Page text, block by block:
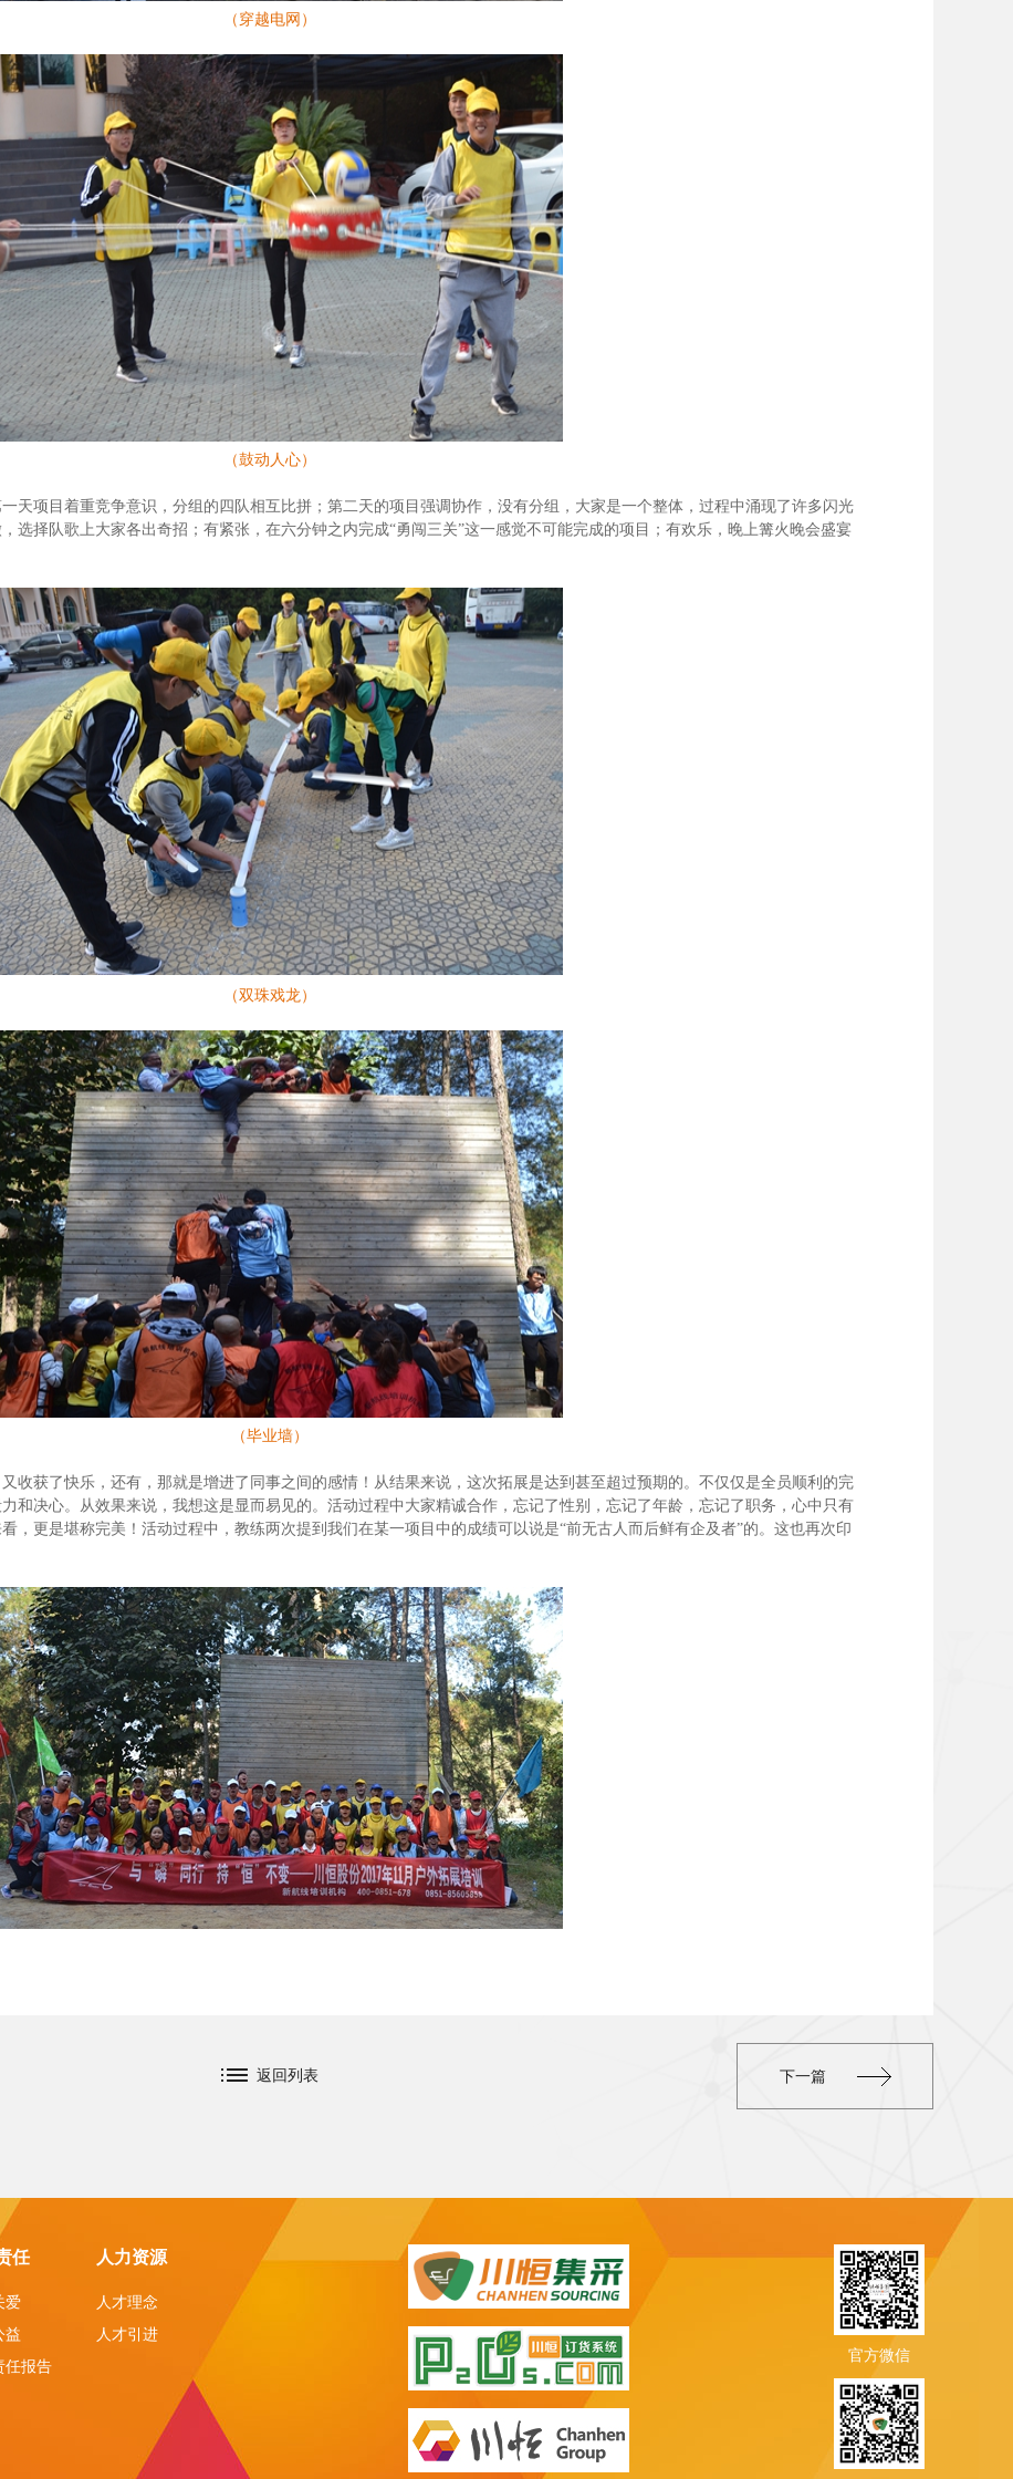
（穿越电网）
（鼓动人心）
天项目着重竞争意识，分组的四队相互比拼；第二天的项目强调协作，没有分组，大家是一个整体，过程中涌现了许多闪光
选择队歌上大家各出奇招；有紧张，在六分钟之内完成“勇闯三关”这一感觉不可能完成的项目；有欢乐，晚上篝火晚会盛宴
（双珠戏龙）
（毕业墙）
收获了快乐，还有，那就是增进了同事之间的感情！从结果来说，这次拓展是达到甚至超过预期的。不仅仅是全员顺利的完
和决心。从效果来说，我想这是显而易见的。活动过程中大家精诚合作，忘记了性别，忘记了年龄，忘记了职务，心中只有
更是堪称完美！活动过程中，教练两次提到我们在某一项目中的成绩可以说是“前无古人而后鲜有企及者”的。这也再次印
下一篇
返回列表
任
爱
益
任报告
人力资源
人才理念
人才引进
官方微信